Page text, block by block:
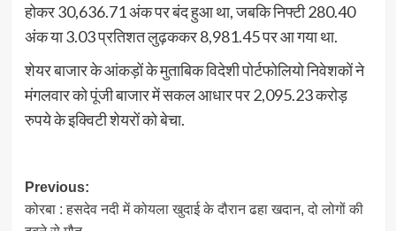
होकर 30,636.71 अंक पर बंद हुआ था, जबकि निफ्टी 280.40
अंक या 3.03 प्रतिशत लुढ़ककर 8,981.45 पर आ गया था.
शेयर बाजार के आंकड़ों के मुताबिक विदेशी पोर्टफोलियो निवेशकों ने
मंगलवार को पूंजी बाजार में सकल आधार पर 2,095.23 करोड़
रुपये के इक्विटी शेयरों को बेचा.
Post
navigation
Previous:
कोरबा : हसदेव नदी में कोयला खुदाई के दौरान ढहा खदान, दो लोगों की